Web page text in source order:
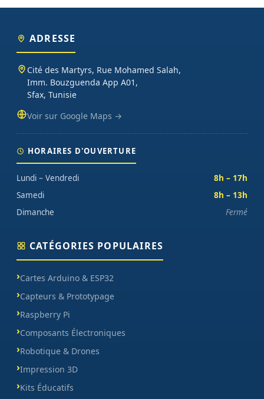
ADRESSE
Cité des Martyrs, Rue Mohamed Salah,
Imm. Bouzguenda App A01,
Sfax, Tunisie
Voir sur Google Maps →
HORAIRES D'OUVERTURE
Lundi – Vendredi
8h – 17h
Samedi
8h – 13h
Dimanche
Fermé
CATÉGORIES POPULAIRES
Cartes Arduino & ESP32
Capteurs & Prototypage
Raspberry Pi
Composants Électroniques
Robotique & Drones
Impression 3D
Kits Éducatifs